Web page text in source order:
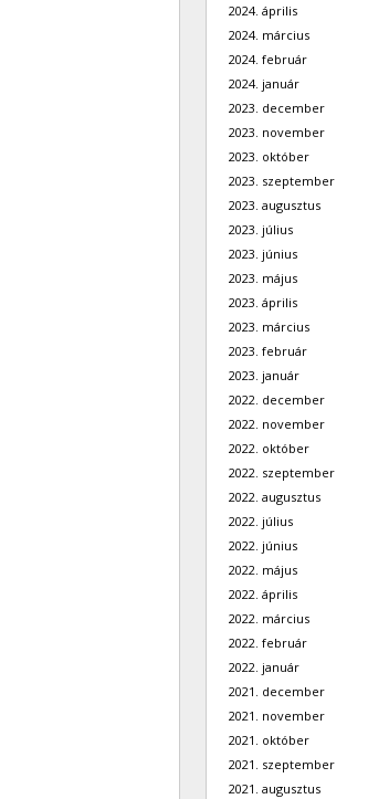
2024. április
2024. március
2024. február
2024. január
2023. december
2023. november
2023. október
2023. szeptember
2023. augusztus
2023. július
2023. június
2023. május
2023. április
2023. március
2023. február
2023. január
2022. december
2022. november
2022. október
2022. szeptember
2022. augusztus
2022. július
2022. június
2022. május
2022. április
2022. március
2022. február
2022. január
2021. december
2021. november
2021. október
2021. szeptember
2021. augusztus